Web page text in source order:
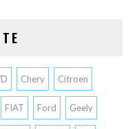
Chery Citroen
FIAT Ford Geely